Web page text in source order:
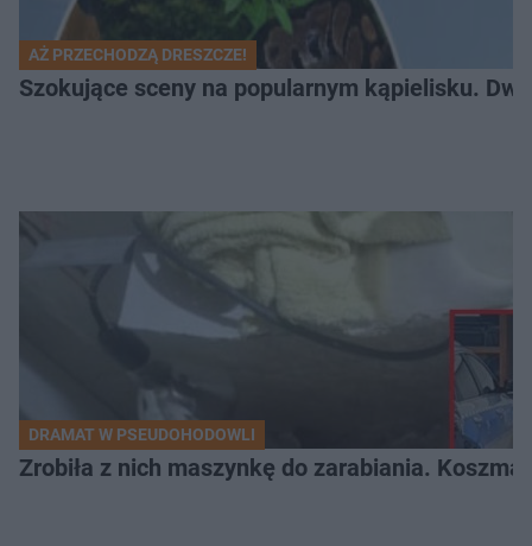
AŻ PRZECHODZĄ DRESZCZE!
Szokujące sceny na popularnym kąpielisku.
DRAMAT W PSEUDOHODOWLI
Zrobiła z nich maszynkę do zarabiania.